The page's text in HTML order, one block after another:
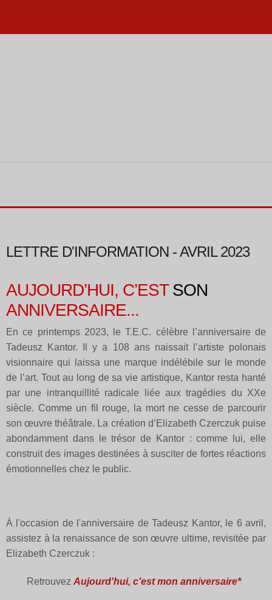
LETTRE D'INFORMATION - AVRIL 2023
AUJOURD’HUI, C’ESTSON
ANNIVERSAIRE...
En ce printemps 2023, le T.E.C. célèbre l’anniversaire de
Tadeusz Kantor. Il y a 108 ans naissait l’artiste polonais
visionnaire qui laissa une marque indélébile sur le monde
de l’art. Tout au long de sa vie artistique, Kantor resta hanté
par une intranquillité radicale liée aux tragédies du XXe
siècle. Comme un fil rouge, la mort ne cesse de parcourir
son œuvre théâtrale. La création d’Elizabeth Czerczuk puise
abondamment dans le trésor de Kantor : comme lui, elle
construit des images destinées à susciter de fortes réactions
émotionnelles chez le public.
À l'occasion de l'anniversaire de Tadeusz Kantor, le 6 avril,
assistez à la renaissance de son œuvre ultime, revisitée par
Elizabeth Czerczuk :
Retrouvez Aujourd'hui, c'est mon anniversaire*